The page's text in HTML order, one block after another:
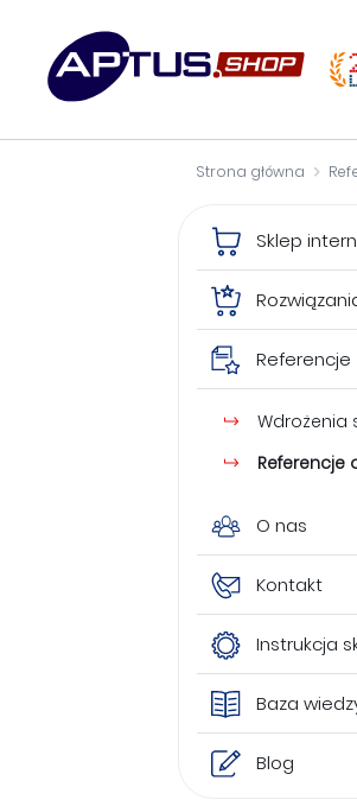
Strona główna
Sklep
Referencje
Wdrożenia
Referencje
O nas
Kontakt
Instrukcja
Baza
Blog